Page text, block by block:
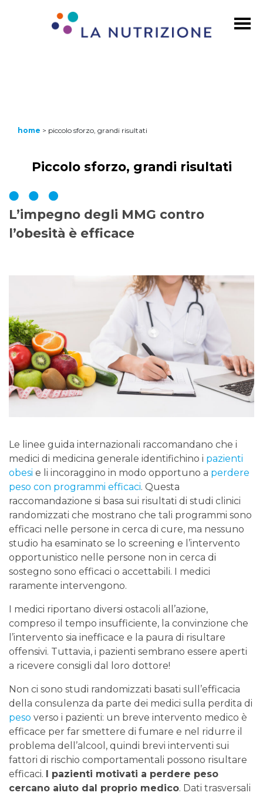
home > piccolo sforzo, grandi risultati
Piccolo sforzo, grandi risultati
L’impegno degli MMG contro
l’obesità è efficace
Le linee guida internazionali raccomandano che i
medici di medicina generale identifichino i pazienti
obesi e li incoraggino in modo opportuno a perdere
peso con programmi efficaci. Questa
raccomandazione si basa sui risultati di studi clinici
randomizzati che mostrano che tali programmi sono
efficaci nelle persone in cerca di cure, ma nessuno
studio ha esaminato se lo screening e l’intervento
opportunistico nelle persone non in cerca di
sostegno sono efficaci o accettabili. I medici
raramente intervengono.
I medici riportano diversi ostacoli all’azione,
compreso il tempo insufficiente, la convinzione che
l’intervento sia inefficace e la paura di risultare
offensivi. Tuttavia, i pazienti sembrano essere aperti
a ricevere consigli dal loro dottore!
Non ci sono studi randomizzati basati sull’efficacia
della consulenza da parte dei medici sulla perdita di
peso verso i pazienti: un breve intervento medico è
efficace per far smettere di fumare e nel ridurre il
problema dell’alcool, quindi brevi interventi sui
fattori di rischio comportamentali possono risultare
efficaci. I pazienti motivati ​​a perdere peso
cercano aiuto dal proprio medico. Dati trasversali